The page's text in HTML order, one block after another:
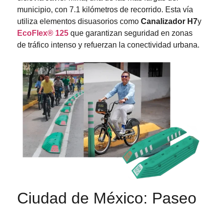
municipio, con 7.1 kilómetros de recorrido. Esta vía
utiliza elementos disuasorios como Canalizador H7y
EcoFlex® 125 que garantizan seguridad en zonas
de tráfico intenso y refuerzan la conectividad urbana.
Ciudad de México: Paseo